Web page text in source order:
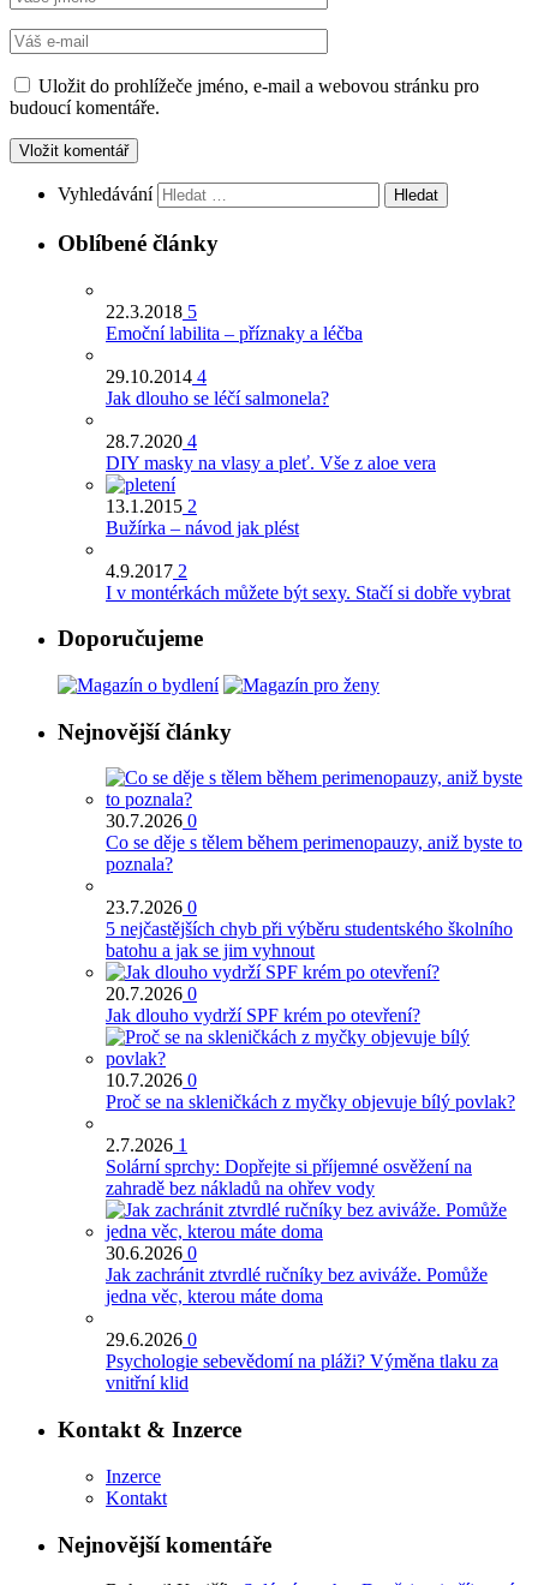
Uložit do prohlížeče jméno, e-mail a webovou stránku pro
budoucí komentáře.
Vyhledávání
Oblíbené články
22.3.2018 5
Emoční labilita – příznaky a léčba
29.10.2014 4
Jak dlouho se léčí salmonela?
28.7.2020 4
DIY masky na vlasy a pleť. Vše z aloe vera
13.1.2015 2
Bužírka – návod jak plést
4.9.2017 2
I v montérkách můžete být sexy. Stačí si dobře vybrat
Doporučujeme
Nejnovější články
30.7.2026 0
Co se děje s tělem během perimenopauzy, aniž byste to
poznala?
23.7.2026 0
5 nejčastějších chyb při výběru studentského školního
batohu a jak se jim vyhnout
20.7.2026 0
Jak dlouho vydrží SPF krém po otevření?
10.7.2026 0
Proč se na skleničkách z myčky objevuje bílý povlak?
2.7.2026 1
Solární sprchy: Dopřejte si příjemné osvěžení na
zahradě bez nákladů na ohřev vody
30.6.2026 0
Jak zachránit ztvrdlé ručníky bez aviváže. Pomůže
jedna věc, kterou máte doma
29.6.2026 0
Psychologie sebevědomí na pláži? Výměna tlaku za
vnitřní klid
Kontakt & Inzerce
Inzerce
Kontakt
Nejnovější komentáře